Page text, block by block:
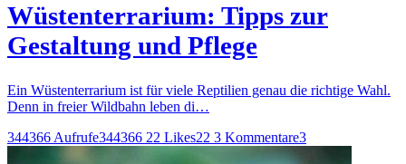
Wüstenterrarium: Tipps zur
Gestaltung und Pflege
Ein Wüstenterrarium ist für viele Reptilien genau die richtige Wahl.
Denn in freier Wildbahn leben di…
344366 Aufrufe344366 22 Likes22 3 Kommentare3